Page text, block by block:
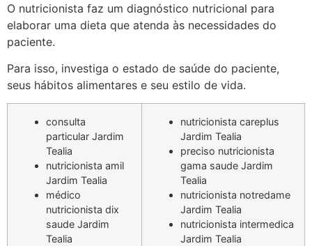
O nutricionista faz um diagnóstico nutricional para
elaborar uma dieta que atenda às necessidades do
paciente.
Para isso, investiga o estado de saúde do paciente,
seus hábitos alimentares e seu estilo de vida.
consulta
particular Jardim
Tealia
nutricionista amil
Jardim Tealia
médico
nutricionista dix
saude Jardim
Tealia
nutricionista careplus
Jardim Tealia
preciso nutricionista
gama saude Jardim
Tealia
nutricionista notredame
Jardim Tealia
nutricionista intermedica
Jardim Tealia